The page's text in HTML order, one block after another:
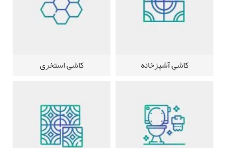
کاشی آشپزخانه کاشی استخری